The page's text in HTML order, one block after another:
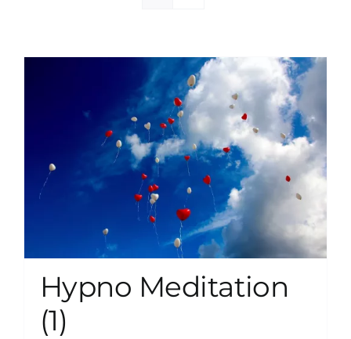
Presse
Hypno Meditation
(1)